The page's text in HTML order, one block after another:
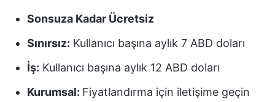
Sonsuza Kadar Ücretsiz
Sınırsız: Kullanıcı başına aylık 7 ABD doları
İş: Kullanıcı başına aylık 12 ABD doları
Kurumsal: Fiyatlandırma için iletişime geçin